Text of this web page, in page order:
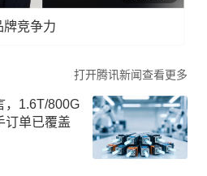
牌竞争力
打开腾讯新闻查看更多
，1.6T/800G
订单已覆盖